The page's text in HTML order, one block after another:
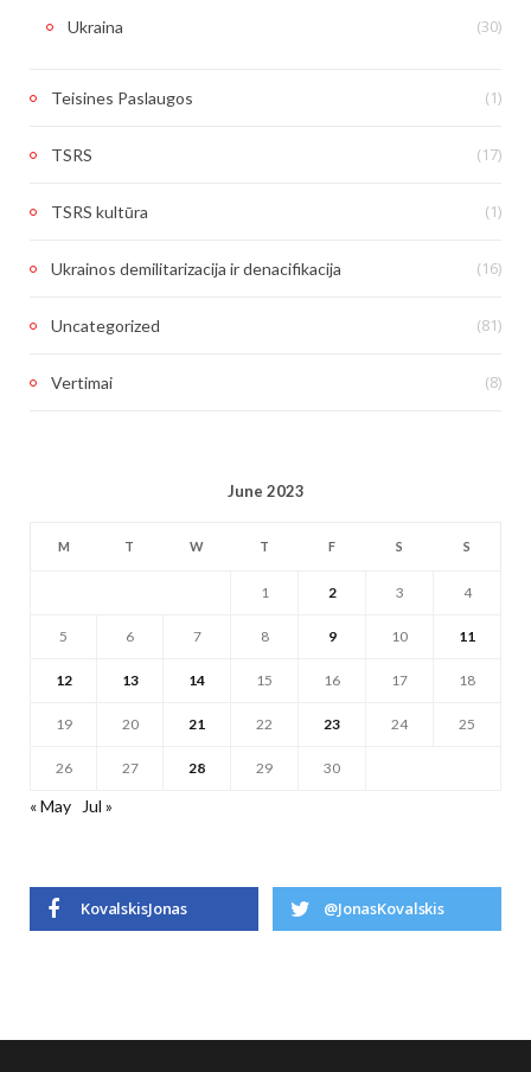
Ukraina (30)
Teisines Paslaugos (1)
TSRS (17)
TSRS kultūra (1)
Ukrainos demilitarizacija ir denacifikacija (16)
Uncategorized (81)
Vertimai (8)
June 2023
M T W T F S S
1 2 3 4
5 6 7 8 9 10 11
12 13 14 15 16 17 18
19 20 21 22 23 24 25
26 27 28 29 30
« May Jul »
KovalskisJonas @JonasKovalskis